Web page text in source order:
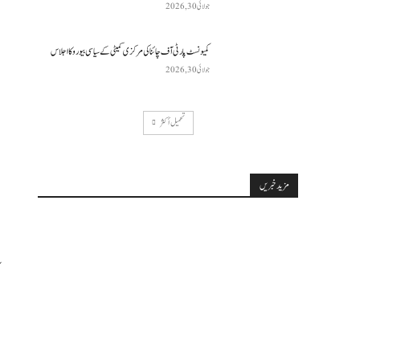
جولائی 30, 2026
کمیونسٹ پارٹی آف چائنا کی مرکزی کمیٹی کے سیاسی بیورو کا اجلاس
جولائی 30, 2026
تحميل أكثر
مزید خبریں